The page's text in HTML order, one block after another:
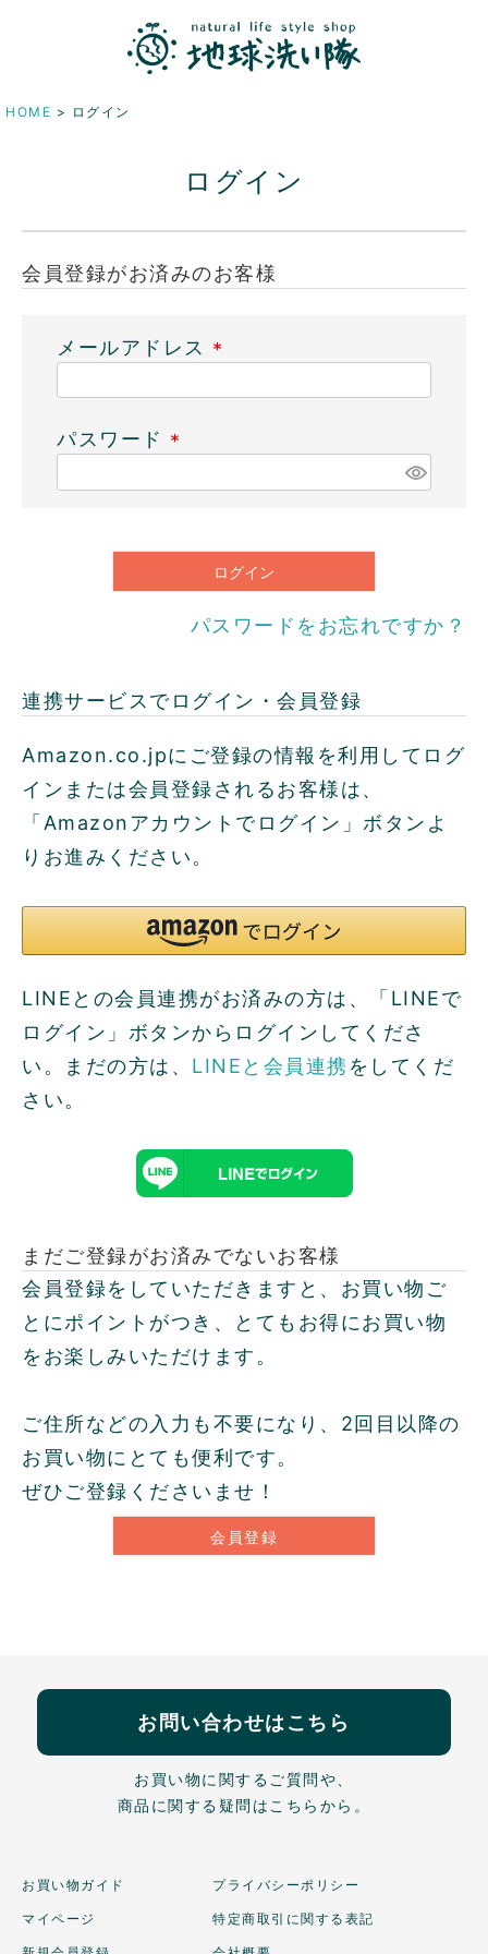
HOME ログイン
ログイン
会員登録がお済みのお客様
メールアドレス
パスワード
)
ログイン
パスワードをお忘れですか？
連携サービスでログイン・会員登録
Amazon.co.jpにご登録の情報を利用してログ
インまたは会員登録されるお客様は、
「Amazonアカウントでログイン」ボタンよ
りお進みください。
LINEとの会員連携がお済みの方は、「LINEで
ログイン」ボタンからログインしてくださ
い。まだの方は、 LINEと会員連携をしてくだ
さい。
まだご登録がお済みでないお客様
会員登録をしていただきますと、お買い物ご
とにポイントがつき、とてもお得にお買い物
をお楽しみいただけます。
ご住所などの入力も不要になり、2回目以降の
お買い物にとても便利です。
ぜひご登録くださいませ！
会員登録
お問い合わせはこちら
お買い物に関するご質問や、
商品に関する疑問はこちらから。
お買い物ガイド
マイページ
プライバシーポリシー
特定商取引に関する表記